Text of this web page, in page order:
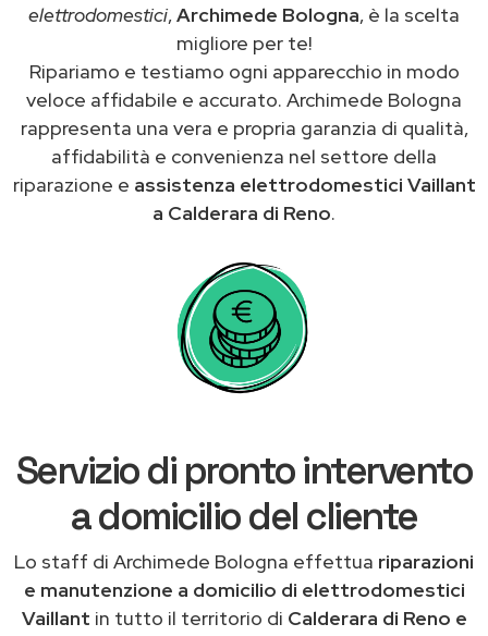
elettrodomestici,Archimede Bologna, è la scelta
migliore per te!
Ripariamo e testiamo ogni apparecchio in modo
veloce affidabile e accurato. Archimede Bologna
rappresenta una vera e propria garanzia di qualità,
affidabilità e convenienza nel settore della
riparazione e assistenza elettrodomestici Vaillant
a Calderara di Reno.
Servizio di pronto intervento
a domicilio del cliente
Lo staff di Archimede Bologna effettua riparazioni
e manutenzione a domicilio di elettrodomestici
Vaillant in tutto il territorio di Calderara di Reno e